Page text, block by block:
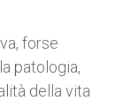
forse
patologia,
della vita